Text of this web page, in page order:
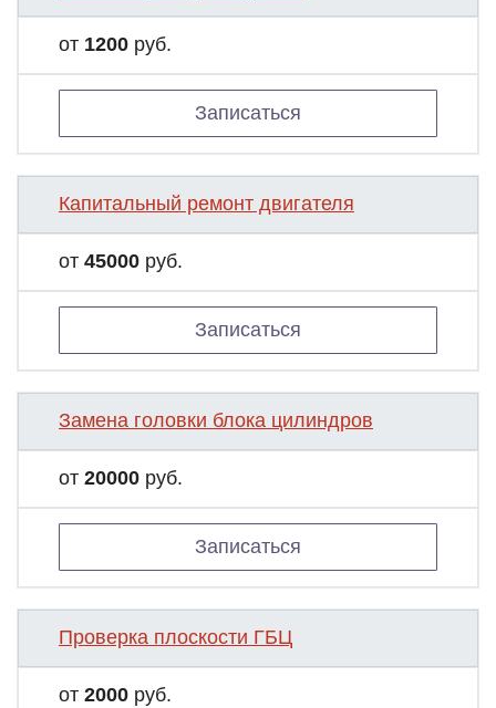
от 1200 руб.
Записаться
Капитальный ремонт двигателя
от 45000 руб.
Записаться
Замена головки блока цилиндров
от 20000 руб.
Записаться
Проверка плоскости ГБЦ
от 2000 руб.